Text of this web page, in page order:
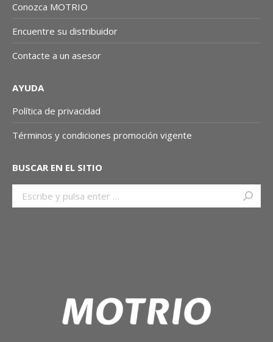
Conozca MOTRIO
Encuentre su distribuidor
Contacte a un asesor
AYUDA
Política de privacidad
Términos y condiciones promoción vigente
BUSCAR EN EL SITIO